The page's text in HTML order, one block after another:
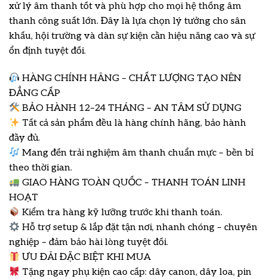
xử lý âm thanh tốt và phù hợp cho mọi hệ thống âm
thanh công suất lớn. Đây là lựa chọn lý tưởng cho sân
khấu, hội trường và dàn sự kiện cần hiệu năng cao và sự
ổn định tuyệt đối.
HÀNG CHÍNH HÃNG – CHẤT LƯỢNG TẠO NÊN
ĐẲNG CẤP
BẢO HÀNH 12–24 THÁNG – AN TÂM SỬ DỤNG
Tất cả sản phẩm đều là hàng chính hãng, bảo hành
đầy đủ.
Mang đến trải nghiệm âm thanh chuẩn mực – bền bỉ
theo thời gian.
GIAO HÀNG TOÀN QUỐC – THANH TOÁN LINH
HOẠT
Kiểm tra hàng kỹ lưỡng trước khi thanh toán.
Hỗ trợ setup & lắp đặt tận nơi, nhanh chóng – chuyên
nghiệp – đảm bảo hài lòng tuyệt đối.
ƯU ĐÃI ĐẶC BIỆT KHI MUA
Tặng ngay phụ kiện cao cấp: dây canon, dây loa, pin